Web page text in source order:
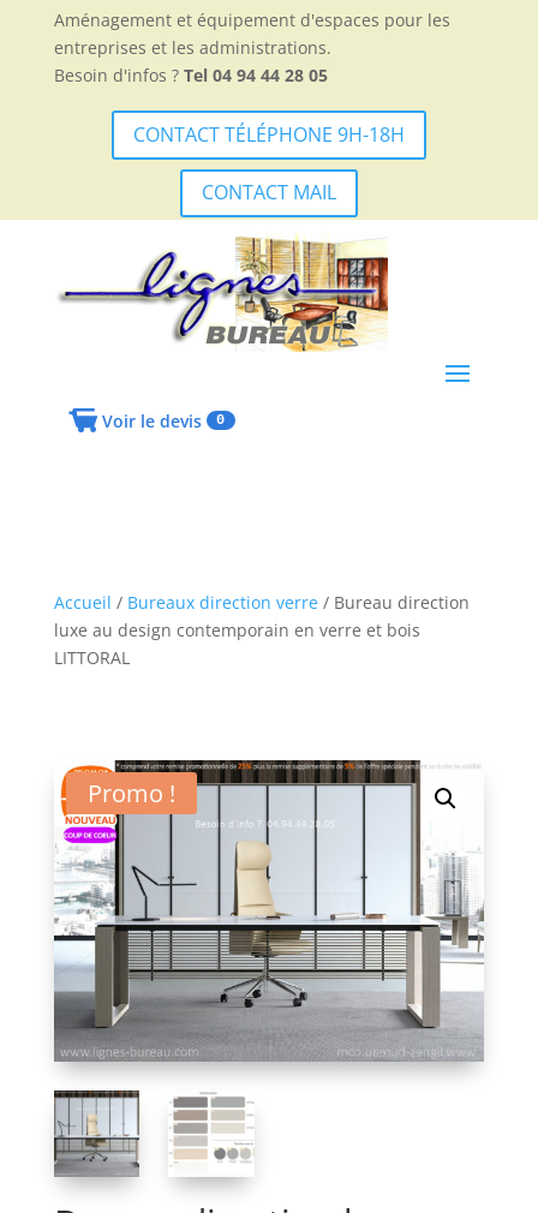
Aménagement et équipement d'espaces pour les
entreprises et les administrations.
Besoin d'infos ? Tel 04 94 44 28 05
CONTACT TÉLÉPHONE 9H-18H
CONTACT MAIL
Voir le devis 0
Accueil / Bureaux direction verre/ Bureau direction
luxe au design contemporain en verre et bois
LITTORAL
Promo !